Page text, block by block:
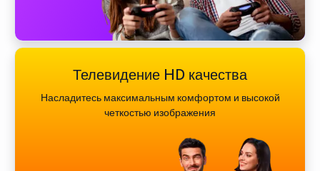
Телевидение HD качества
Насладитесь максимальным комфортом и высокой
четкостью изображения